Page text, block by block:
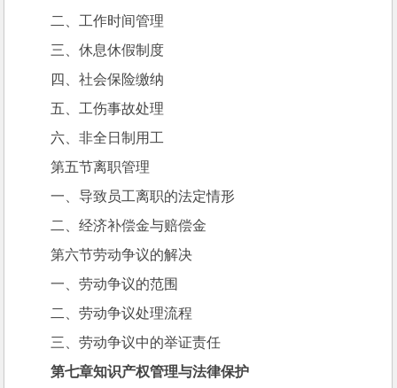
二、工作时间管理
三、休息休假制度
四、社会保险缴纳
五、工伤事故处理
六、非全日制用工
第五节离职管理
一、导致员工离职的法定情形
二、经济补偿金与赔偿金
第六节劳动争议的解决
一、劳动争议的范围
二、劳动争议处理流程
三、劳动争议中的举证责任
第七章知识产权管理与法律保护